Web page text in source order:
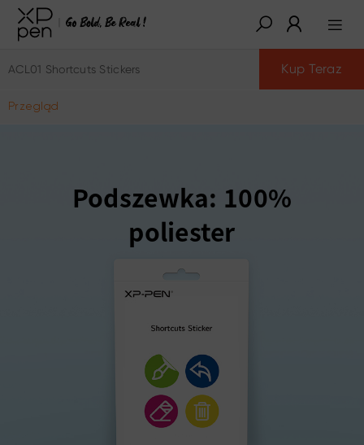
ACL01 Shortcuts Stickers
Przegląd
Kup Teraz
Podszewka: 100%
poliester